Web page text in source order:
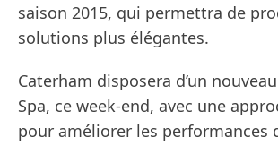
saison 2015, qui permettra de
solutions plus élégantes.
Caterham disposera d’un
Spa, ce week-end, avec une
pour améliorer les performances